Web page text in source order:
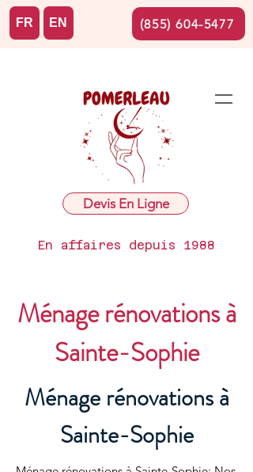
Devis En Ligne
En affaires depuis 1988
FR EN (855) 604-5477
Ménage rénovations à
Sainte-Sophie
Ménage rénovations à
Sainte-Sophie